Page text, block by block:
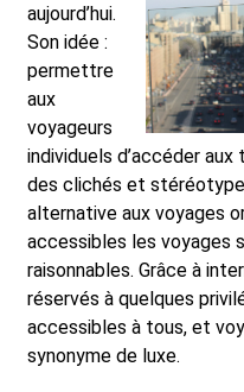
aujourd’hui.
Son idée :
permettre
aux
voyageurs
individuels d’accéder
des clichés et
alternative aux voyages
accessibles les voyages
raisonnables. Grâce à
réservés à quelques
accessibles à tous, et
synonyme de luxe.